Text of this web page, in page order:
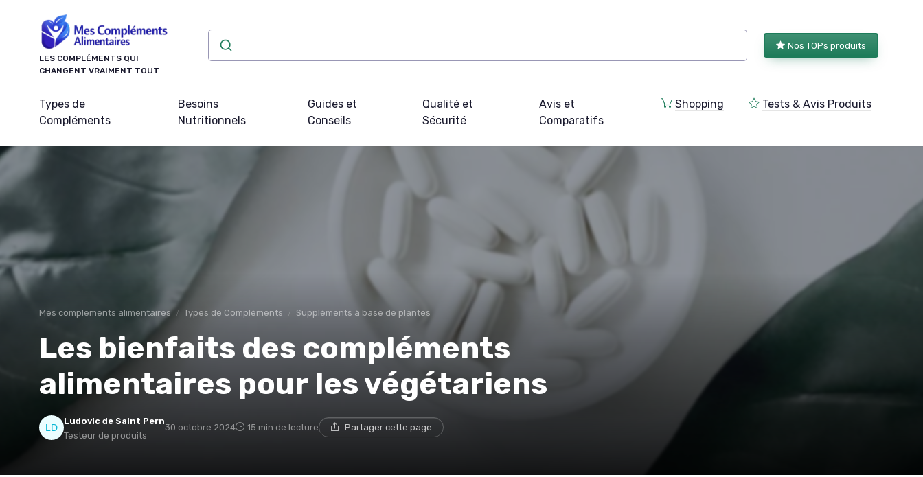
LES COMPLÉMENTS QUI
CHANGENT VRAIMENT TOUT
Nos TOPs produits
Types de
Compléments
Besoins
Nutritionnels
Guides et
Conseils
Qualité et
Sécurité
Avis et
Comparatifs
Shopping Tests & Avis Produits
Mes complements alimentaires Types de Compléments Suppléments à base de plantes
Les bienfaits des compléments
alimentaires pour les végétariens
Ludovic de Saint Pern
Testeur de produits
30 octobre 2024 15 min de lecture Partager cette page